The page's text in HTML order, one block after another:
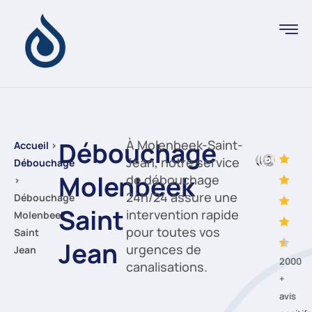
Accueil ›
Débouchage
›
Débouchage
Molenbeek
Saint
Jean
Débouchage
Molenbeek
Saint
Jean
À Molenbeek-Saint-
Jean, notre service
de débouchage
24h/24 assure une
intervention rapide
pour toutes vos
urgences de
canalisations.
2000
+
avis